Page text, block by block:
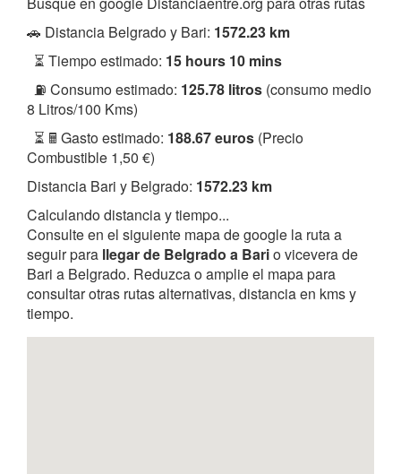
🚗 Distancia Belgrado y Bari: 1572.23 km
⏳ Tiempo estimado: 15 hours 10 mins
⛽ Consumo estimado: 125.78 litros (consumo medio
8 Litros/100 Kms)
⏳ 🖩 Gasto estimado: 188.67 euros (Precio
Combustible 1,50 €)
Distancia Bari y Belgrado: 1572.23 km
Calculando distancia y tiempo...
Consulte en el siguiente mapa de google la ruta a
seguir para llegar de Belgrado a Bario vicevera de
Bari a Belgrado. Reduzca o amplie el mapa para
consultar otras rutas alternativas, distancia en kms y
tiempo.